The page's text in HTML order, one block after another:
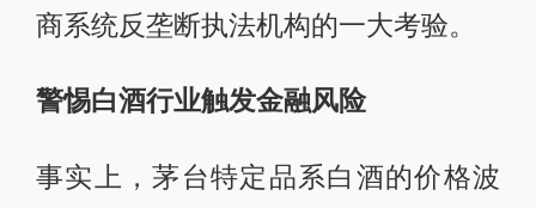
商系统反垄断执法机构的一大考验。
警惕白酒行业触发金融风险
事实上，茅台特定品系白酒的价格波